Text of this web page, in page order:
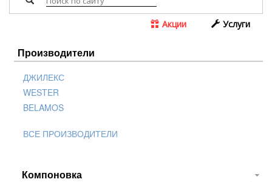
Акции Услуги
Производители
ДЖИЛЕКС
WESTER
BELAMOS
ВСЕ ПРОИЗВОДИТЕЛИ
Компоновка